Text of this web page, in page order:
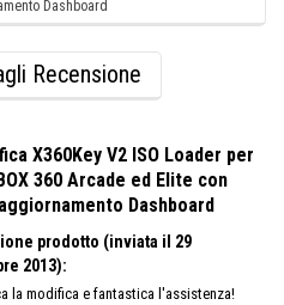
Dashboard
Recensione
X360Key V2 ISO Loader per
360 Arcade ed Elite con
aggiornamento Dashboard
prodotto (inviata il 29
2013):
la modifica e fantastica l'assistenza!